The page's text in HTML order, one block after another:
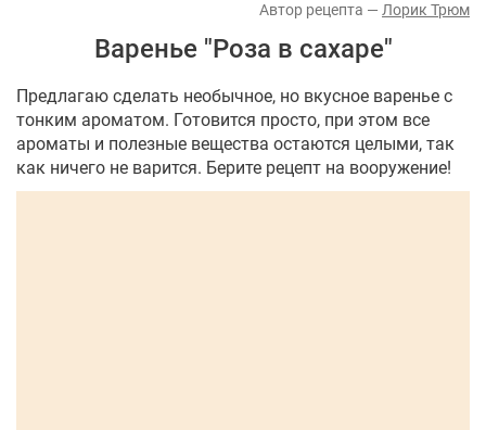
Лорик Трюм
Варенье "Роза в сахаре"
Предлагаю сделать необычное, но вкусное варенье с
тонким ароматом. Готовится просто, при этом все
ароматы и полезные вещества остаются целыми, так
как ничего не варится. Берите рецепт на вооружение!